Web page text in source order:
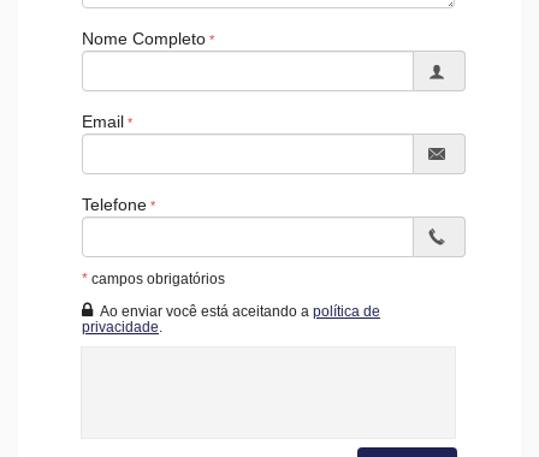
Piscina Infantil
Bicicletário
Câmeras de Segurança
Elevador
Depósito
Coworking
Espaço Zen
Entrada para Banhistas
Hall Decorado e Mobiliado
Nome Completo
Email
Telefone
* campos obrigatórios
Ao enviar você está aceitando a política de
privacidade